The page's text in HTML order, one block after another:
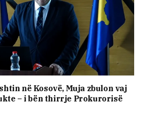
në Kosovë, Muja zbulon vaj
– i bën thirrje Prokurorisë